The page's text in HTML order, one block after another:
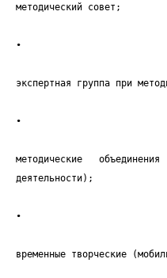
методический совет;
•
экспертная группа при
•
методические
деятельности);
•
временные творческие